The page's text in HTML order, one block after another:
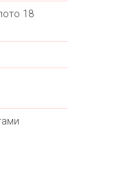
18